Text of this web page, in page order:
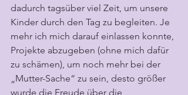
dadurch tagsüber viel Zeit, um unsere
Kinder durch den Tag zu begleiten. Je
mehr ich mich darauf einlassen konnte,
Projekte abzugeben (ohne mich dafür
zu schämen), um noch mehr bei der
„Mutter-Sache“ zu sein, desto größer
wurde die Freude über die